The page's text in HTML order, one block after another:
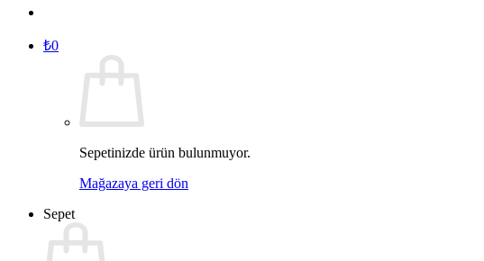
₺0
Sepetinizde ürün bulunmuyor.
Mağazaya geri dön
Sepet